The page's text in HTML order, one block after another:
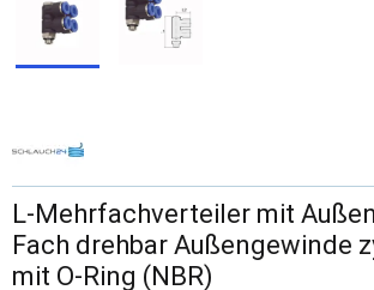
L-Mehrfachverteiler mit
Fach drehbar Außengewinde
mit O-Ring (NBR)